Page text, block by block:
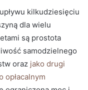
kilkudziesięciu
dla wielu
są prostota
samodzielnego
oraz jako drugi
opłacalnym